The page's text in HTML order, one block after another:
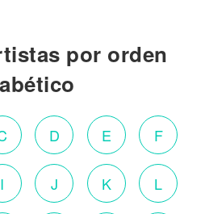
por orden
D E F
I J K L